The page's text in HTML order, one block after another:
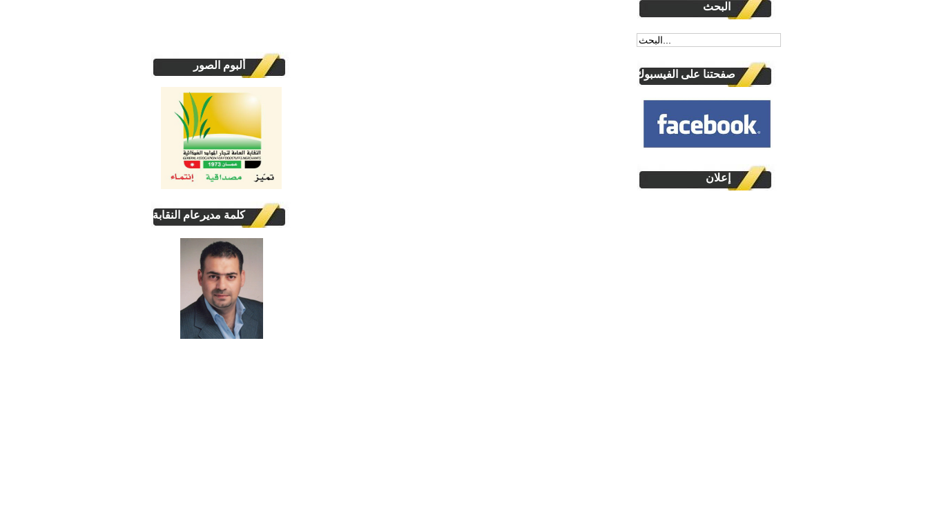
ألبوم الصور
كلمة مديرعام النقابة
البحث
صفحتنا على الفيسبوك
إعلان